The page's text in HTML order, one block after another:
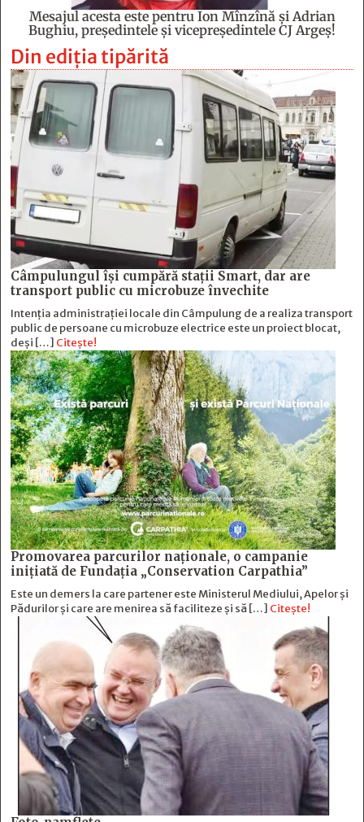
Mesajul acesta este pentru Ion Mînzînă şi Adrian
Bughiu, preşedintele şi vicepreşedintele CJ Argeş!
Din ediția tipărită
Câmpulungul îşi cumpără staţii Smart, dar are
transport public cu microbuze învechite
Intenția administrației locale din Câmpulung de a realiza transport
public de persoane cu microbuze electrice este un proiect blocat,
deși […] Citește!
Promovarea parcurilor naționale, o campanie
inițiată de Fundația „Conservation Carpathia”
Este un demers la care partener este Ministerul Mediului, Apelor și
Pădurilor și care are menirea să faciliteze și să […] Citește!